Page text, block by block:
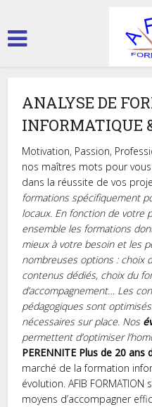
ANALYSE DE
INFORMATIQUE
Motivation, Passion,
nos maîtres mots pour
dans la réussite de vos
formations spécifiquement
locaux. En fonction de votre
ensemble les formations
mieux à votre besoin et les
nombreuses options : choix
contenus dédiés, choix du
d’accompagnement… Les
pédagogiques sont
nécessaires sur place. Nos
permettent d’optimiser
PERENNITE Plus de 20 ans
marché de la formation
évolution. AFIB
moyens d’accompagner